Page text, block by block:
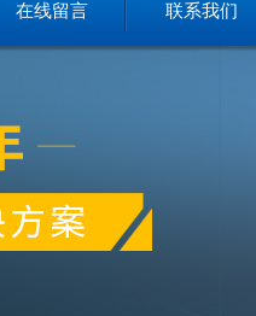
在线留言 联系我们